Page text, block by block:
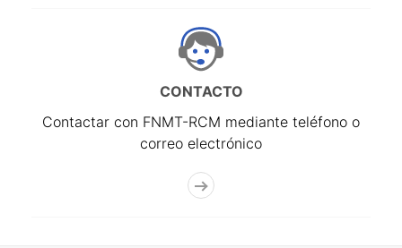
CONTACTO
Contactar con FNMT-RCM mediante teléfono o
correo electrónico